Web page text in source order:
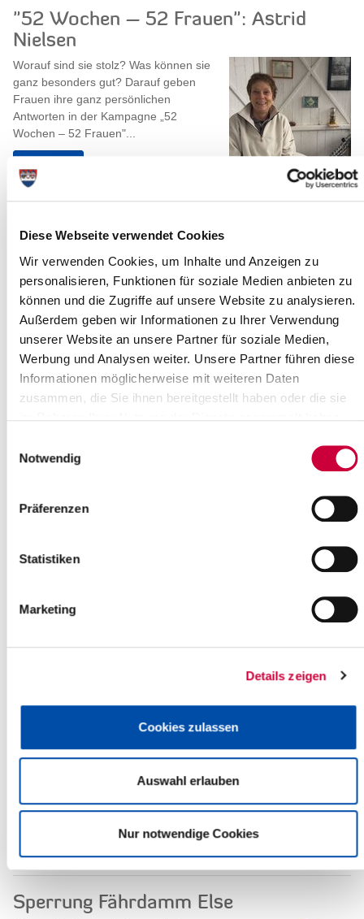
Diese Webseite verwendet Cookies
Wir verwenden Cookies, um Inhalte und Anzeigen zu
personalisieren, Funktionen für soziale Medien anbieten zu
können und die Zugriffe auf unsere Website zu analysieren.
Außerdem geben wir Informationen zu Ihrer Verwendung
unserer Website an unsere Partner für soziale Medien,
Werbung und Analysen weiter. Unsere Partner führen diese
Informationen möglicherweise mit weiteren Daten
zusammen, die Sie ihnen bereitgestellt haben oder die sie
Notwendig
Präferenzen
Statistiken
Marketing
Details zeigen
Cookies zulassen
Auswahl erlauben
Nur notwendige Cookies
"52 Wochen – 52 Frauen": Astrid
Nielsen
Worauf sind sie stolz? Was können sie
ganz besonders gut? Darauf geben
Frauen ihre ganz persönlichen
Antworten in der Kampagne „52
Wochen – 52 Frauen"...
Heiligabend und Silvester:
Wertstoffhöfe und
Schadstoffannahme geschlossen
21.12.2021 - Die Wertstoffhöfe im Kreis
Steinburg und die Schadstoffannahme
bei Fa. Umweltservice Nord GmbH
bleiben am 24. und 31. Dezember
2021...
Weihnachts- und Neujahrsgrüße des
Weihnachts- und Neujahrsgrüße
Liebe Steinburgerinnen und
Temporäre Impfstellen im Kreis
Steinburg
Möglichkeit, sich an temporären
Impfstellen ohne Termin impfen zu
Sperrung Fährdamm Else